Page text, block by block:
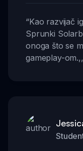
“Kao razvijač
Sprunki
onoga što se
gameplay-om.,,